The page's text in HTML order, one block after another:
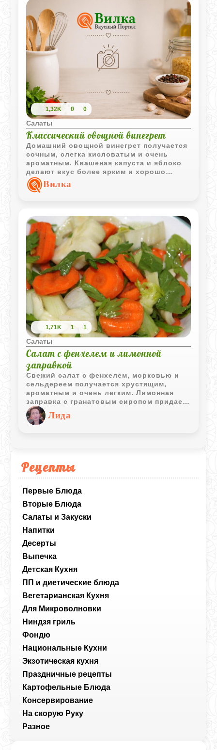
Рецепты
Первые Блюда
Вторые Блюда
Салаты и Закуски
Напитки
Десерты
Выпечка
Детская Кухня
ПП и диетические блюда
Вегетарианская Кухня
Для Микроволновки
Ниндзя гриль
Фондю
Национальные Кухни
Экзотическая кухня
Праздничные рецепты
Картофельные Блюда
Консервирование
На скорую Руку
Разное
1,32K 0 0
Салаты
Классический овощной винегрет
Домашний овощной винегрет получается
сочным, слегка кисловатым и очень
ароматным. Квашеная капуста и яблоко
делают вкус более ярким и хорошо
дополняют традиционные овощи.
Вилка
1,71K 1 1
Салаты
Салат с фенхелем и лимонной
заправкой
Свежий салат с фенхелем, морковью и
сельдереем получается хрустящим,
ароматным и очень легким. Лимонная
заправка с гранатовым сиропом придает
овощам приятную кисло-сладкую нотку.
Лида